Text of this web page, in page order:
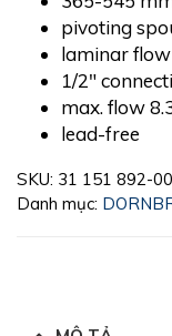
pivoting
laminar flow
1/2″
max. flow
lead-free
SKU: 31 151 892-00
Danh mục: